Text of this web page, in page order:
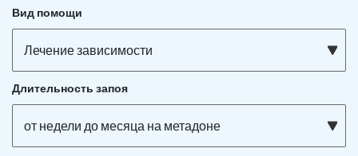
Вид помощи
Лечение зависимости
Длительность запоя
от недели до месяца на метадоне